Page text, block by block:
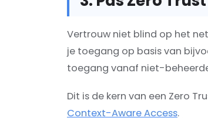
Vertrouw niet blind op het
je toegang op basis van
toegang vanaf niet-
Dit is de kern van een Zero
Context-Aware Access.